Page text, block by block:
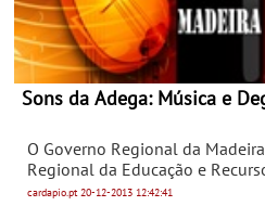
Sons da Adega: Música e
O Governo Regional da
Regional da Educação e
um concerto “Sons da Adega”,
cardapio.pt20-12-2013 12:42:41